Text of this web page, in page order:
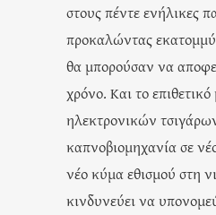
στους πέντε ενήλικες
προκαλώντας
θα μπορούσαν να
χρόνο. Και το
ηλεκτρονικών
καπνοβιομηχανία σε
νέο κύμα εθισμού στη
κινδυνεύει να